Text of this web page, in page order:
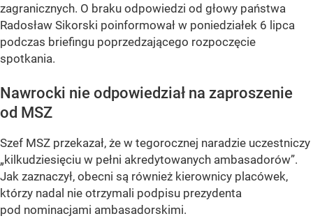
zagranicznych. O braku odpowiedzi od głowy państwa
Radosław Sikorski poinformował w poniedziałek 6 lipca
podczas briefingu poprzedzającego rozpoczęcie
spotkania.
Nawrocki nie odpowiedział na zaproszenie
od MSZ
Szef MSZ przekazał, że w tegorocznej naradzie uczestniczy
„kilkudziesięciu w pełni akredytowanych ambasadorów”.
Jak zaznaczył, obecni są również kierownicy placówek,
którzy nadal nie otrzymali podpisu prezydenta
pod nominacjami ambasadorskimi.